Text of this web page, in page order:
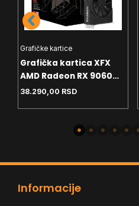
Grafičke kartice
Grafička kartica XFX
AMD Radeon RX 9060
8GB SWFT Gaming
38.290,00 RSD
Informacije